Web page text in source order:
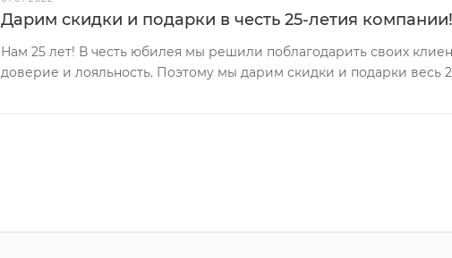
Дарим скидки и подарки в честь 25-летия компании!
Нам 25 лет! В честь юбилея мы решили поблагодарить своих
доверие и лояльность. Поэтому мы дарим скидки и подарки весь